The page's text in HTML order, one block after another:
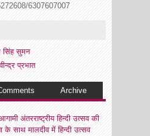
6307607007
सिंह सुमन
प्रभात
Archive
अंतरराष्ट्रीय हिन्दी उत्सव की
के साथ मालदीव में हिन्दी उत्सव